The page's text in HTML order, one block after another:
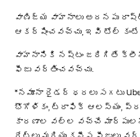
వాణిజ్య వాహనాలు అదనపు
ఆకర్షించవచ్చు, ఇవి టోల్
వాహనానికి నష్టం జరిగితే
ఫీజు వర్తించవచ్చు.
*నమూనా రైడర్ ధరలు సగటు
భౌగోళికం, ట్రాఫిక్ ఆలస్యం,
కారణాల వల్ల వచ్చే